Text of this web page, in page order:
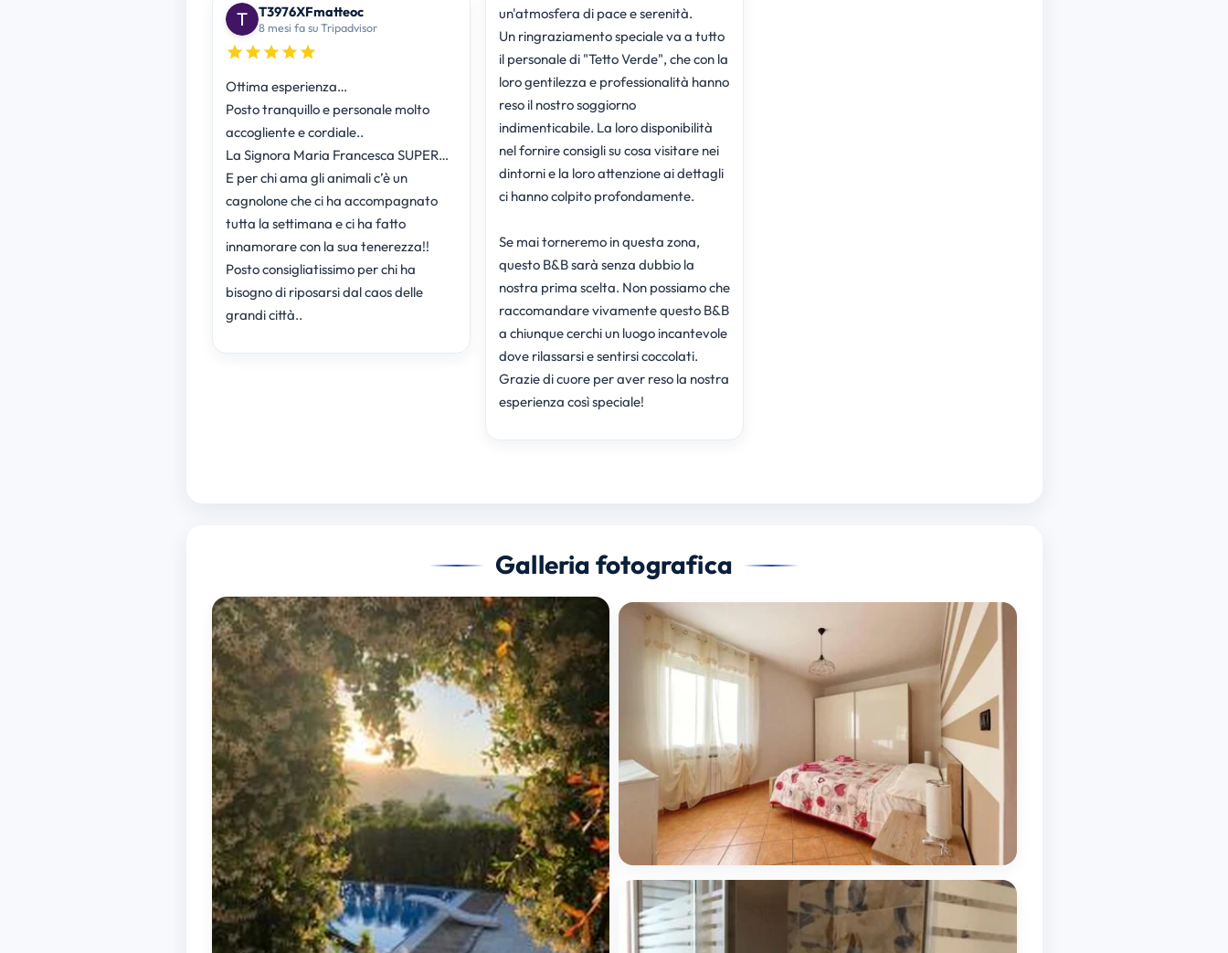
T3976XFmatteoc
8 mesi fa su Tripadvisor
Ottima esperienza…
Posto tranquillo e personale molto
accogliente e cordiale..
La Signora Maria Francesca SUPER…
E per chi ama gli animali c’è un
cagnolone che ci ha accompagnato
tutta la settimana e ci ha fatto
innamorare con la sua tenerezza!!
Posto consigliatissimo per chi ha
bisogno di riposarsi dal caos delle
grandi città..
un'atmosfera di pace e serenità.
Un ringraziamento speciale va a tutto
il personale di "Tetto Verde", che con la
loro gentilezza e professionalità hanno
reso il nostro soggiorno
indimenticabile. La loro disponibilità
nel fornire consigli su cosa visitare nei
dintorni e la loro attenzione ai dettagli
ci hanno colpito profondamente.
Se mai torneremo in questa zona,
questo B&B sarà senza dubbio la
nostra prima scelta. Non possiamo che
raccomandare vivamente questo B&B
a chiunque cerchi un luogo incantevole
dove rilassarsi e sentirsi coccolati.
Grazie di cuore per aver reso la nostra
esperienza così speciale!
Galleria fotografica